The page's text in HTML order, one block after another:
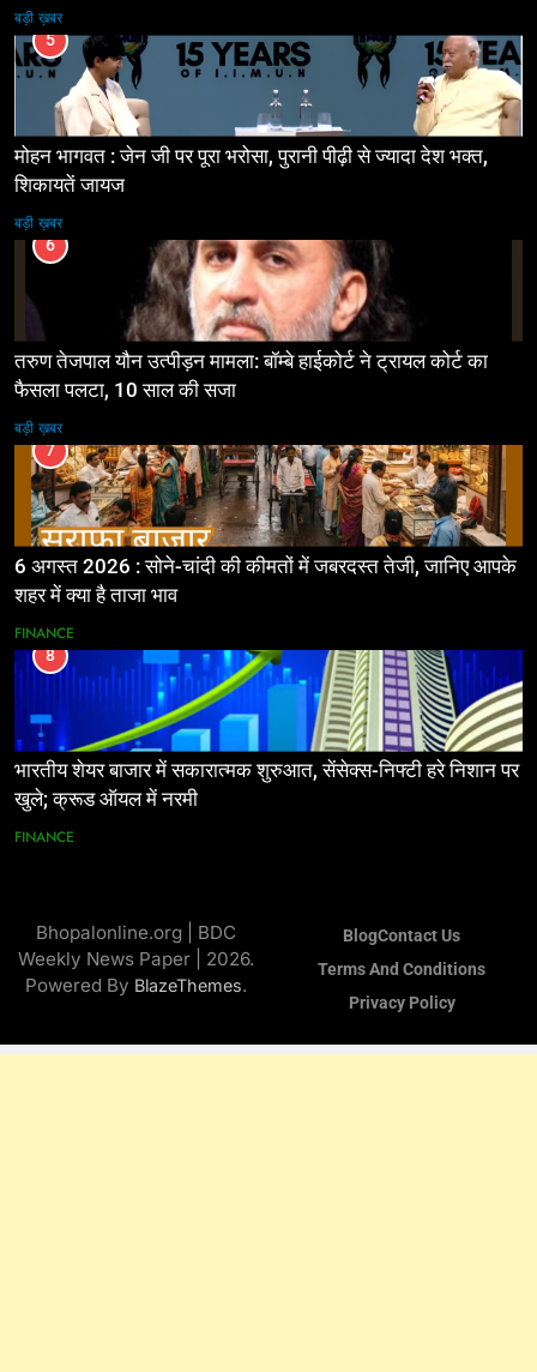
बड़ी ख़बर
5
मोहन भागवत : जेन जी पर पूरा भरोसा, पुरानी पीढ़ी से ज्यादा देश भक्त,
शिकायतें जायज
बड़ी ख़बर
6
तरुण तेजपाल यौन उत्पीड़न मामला: बॉम्बे हाईकोर्ट ने ट्रायल कोर्ट का
फैसला पलटा, 10 साल की सजा
बड़ी ख़बर
7
6 अगस्त 2026 : सोने-चांदी की कीमतों में जबरदस्त तेजी, जानिए आपके
शहर में क्या है ताजा भाव
FINANCE
8
भारतीय शेयर बाजार में सकारात्मक शुरुआत, सेंसेक्स-निफ्टी हरे निशान पर
खुले; क्रूड ऑयल में नरमी
FINANCE
Bhopalonline.org | BDC
Weekly News Paper | 2026.
Powered By BlazeThemes.
BlogContact Us
Terms And Conditions
Privacy Policy